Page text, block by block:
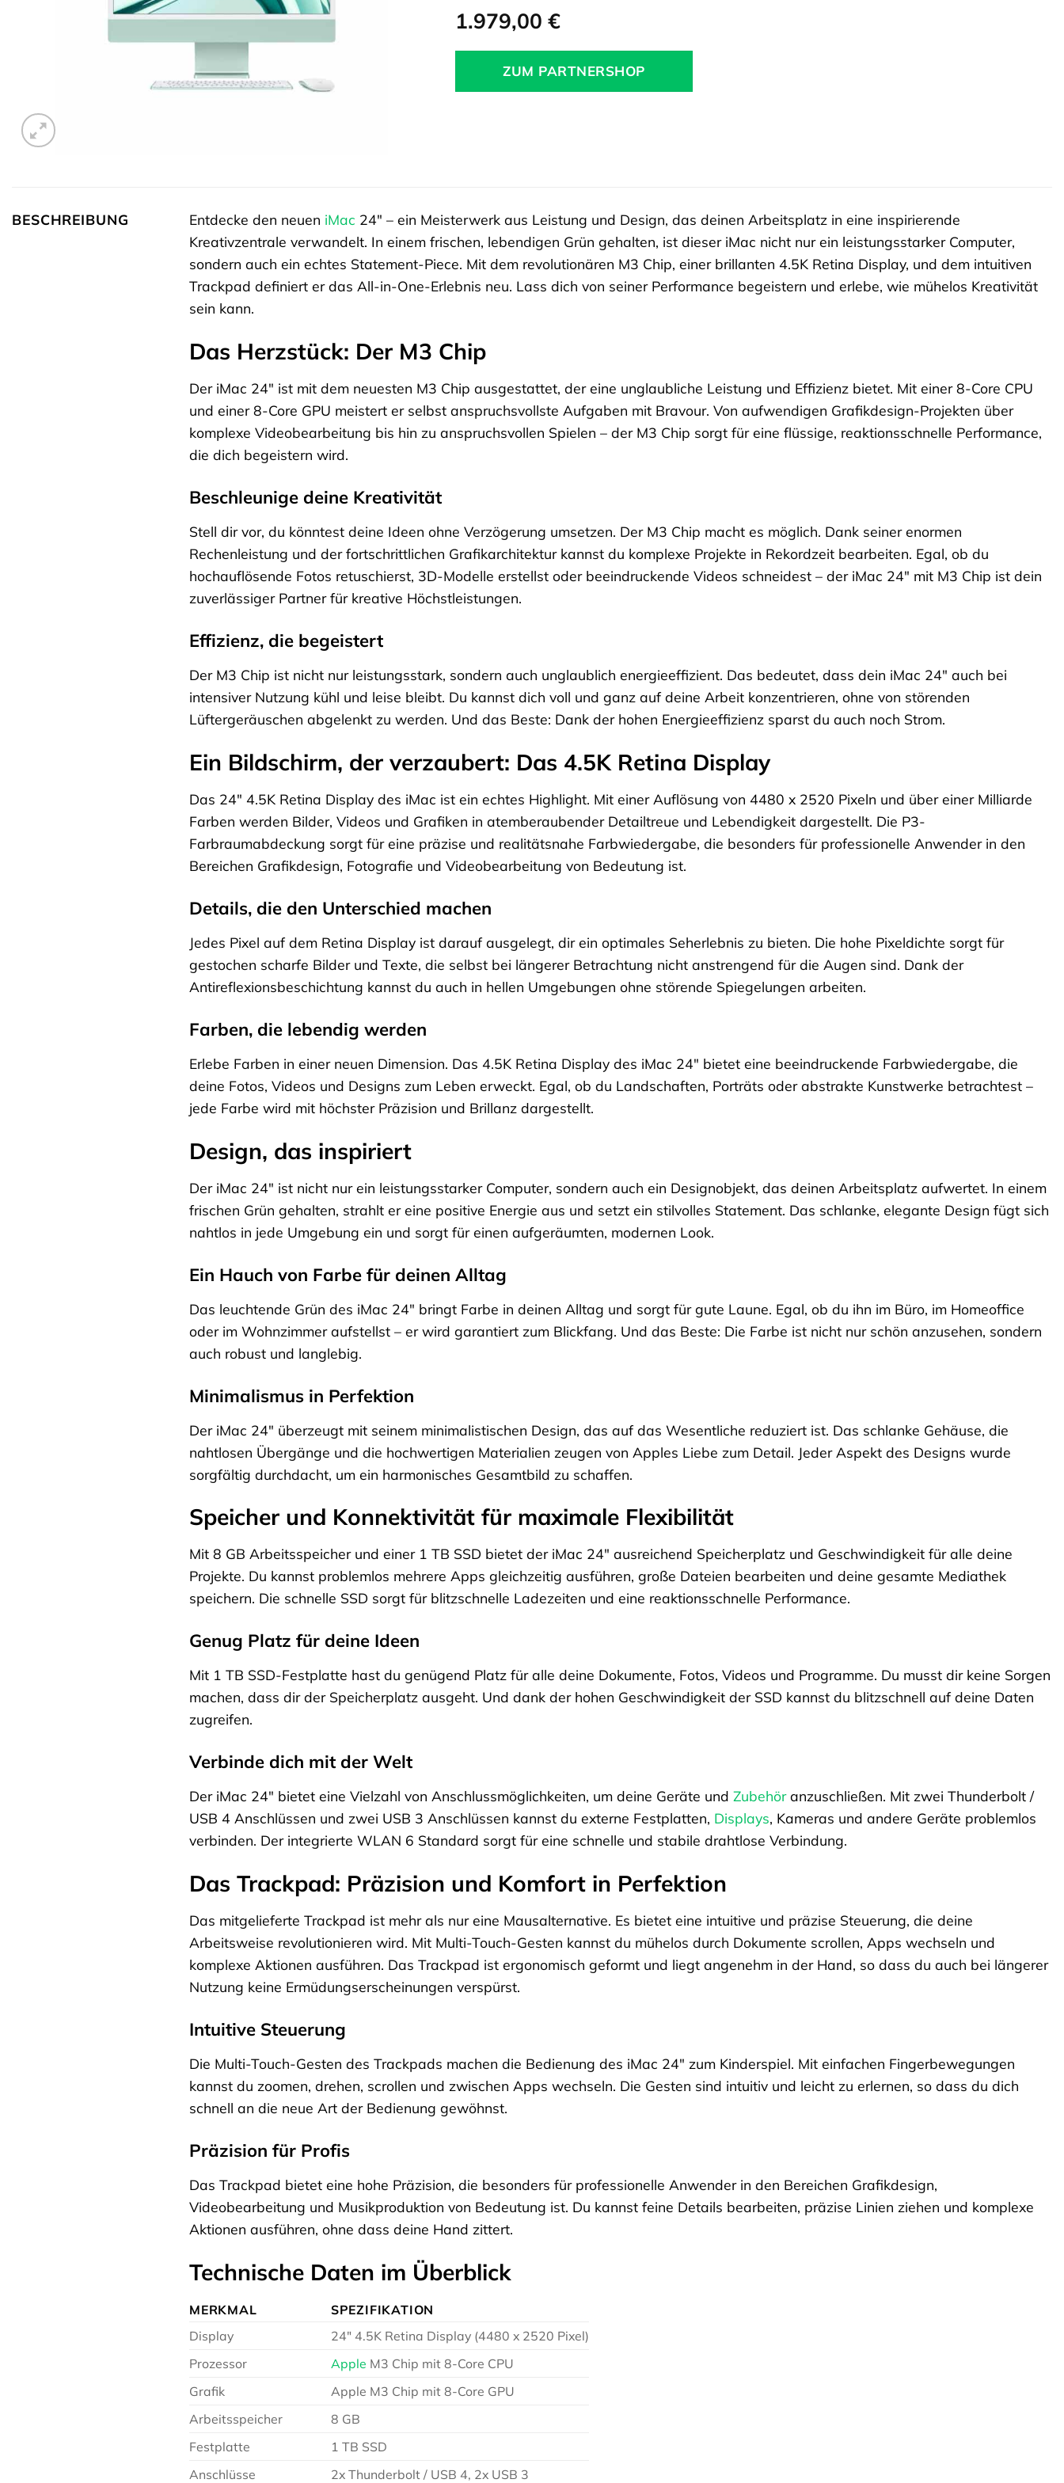
1.979,00 €
ZUM PARTNERSHOP
BESCHREIBUNG Entdecke den neuen iMac 24″ – ein Meisterwerk aus Leistung und Design, das deinen Arbeitsplatz in eine inspirierende
Kreativzentrale verwandelt. In einem frischen, lebendigen Grün gehalten, ist dieser iMac nicht nur ein leistungsstarker Computer,
sondern auch ein echtes Statement-Piece. Mit dem revolutionären M3 Chip, einer brillanten 4.5K Retina Display, und dem intuitiven
Trackpad definiert er das All-in-One-Erlebnis neu. Lass dich von seiner Performance begeistern und erlebe, wie mühelos Kreativität
sein kann.
Das Herzstück: Der M3 Chip
Der iMac 24″ ist mit dem neuesten M3 Chip ausgestattet, der eine unglaubliche Leistung und Effizienz bietet. Mit einer 8-Core CPU
und einer 8-Core GPU meistert er selbst anspruchsvollste Aufgaben mit Bravour. Von aufwendigen Grafikdesign-Projekten über
komplexe Videobearbeitung bis hin zu anspruchsvollen Spielen – der M3 Chip sorgt für eine flüssige, reaktionsschnelle Performance,
die dich begeistern wird.
Beschleunige deine Kreativität
Stell dir vor, du könntest deine Ideen ohne Verzögerung umsetzen. Der M3 Chip macht es möglich. Dank seiner enormen
Rechenleistung und der fortschrittlichen Grafikarchitektur kannst du komplexe Projekte in Rekordzeit bearbeiten. Egal, ob du
hochauflösende Fotos retuschierst, 3D-Modelle erstellst oder beeindruckende Videos schneidest – der iMac 24″ mit M3 Chip ist dein
zuverlässiger Partner für kreative Höchstleistungen.
Effizienz, die begeistert
Der M3 Chip ist nicht nur leistungsstark, sondern auch unglaublich energieeffizient. Das bedeutet, dass dein iMac 24″ auch bei
intensiver Nutzung kühl und leise bleibt. Du kannst dich voll und ganz auf deine Arbeit konzentrieren, ohne von störenden
Lüftergeräuschen abgelenkt zu werden. Und das Beste: Dank der hohen Energieeffizienz sparst du auch noch Strom.
Ein Bildschirm, der verzaubert: Das 4.5K Retina Display
Das 24″ 4.5K Retina Display des iMac ist ein echtes Highlight. Mit einer Auflösung von 4480 x 2520 Pixeln und über einer Milliarde
Farben werden Bilder, Videos und Grafiken in atemberaubender Detailtreue und Lebendigkeit dargestellt. Die P3-
Farbraumabdeckung sorgt für eine präzise und realitätsnahe Farbwiedergabe, die besonders für professionelle Anwender in den
Bereichen Grafikdesign, Fotografie und Videobearbeitung von Bedeutung ist.
Details, die den Unterschied machen
Jedes Pixel auf dem Retina Display ist darauf ausgelegt, dir ein optimales Seherlebnis zu bieten. Die hohe Pixeldichte sorgt für
gestochen scharfe Bilder und Texte, die selbst bei längerer Betrachtung nicht anstrengend für die Augen sind. Dank der
Antireflexionsbeschichtung kannst du auch in hellen Umgebungen ohne störende Spiegelungen arbeiten.
Farben, die lebendig werden
Erlebe Farben in einer neuen Dimension. Das 4.5K Retina Display des iMac 24″ bietet eine beeindruckende Farbwiedergabe, die
deine Fotos, Videos und Designs zum Leben erweckt. Egal, ob du Landschaften, Porträts oder abstrakte Kunstwerke betrachtest –
jede Farbe wird mit höchster Präzision und Brillanz dargestellt.
Design, das inspiriert
Der iMac 24″ ist nicht nur ein leistungsstarker Computer, sondern auch ein Designobjekt, das deinen Arbeitsplatz aufwertet. In einem
frischen Grün gehalten, strahlt er eine positive Energie aus und setzt ein stilvolles Statement. Das schlanke, elegante Design fügt sich
nahtlos in jede Umgebung ein und sorgt für einen aufgeräumten, modernen Look.
Ein Hauch von Farbe für deinen Alltag
Das leuchtende Grün des iMac 24″ bringt Farbe in deinen Alltag und sorgt für gute Laune. Egal, ob du ihn im Büro, im Homeoffice
oder im Wohnzimmer aufstellst – er wird garantiert zum Blickfang. Und das Beste: Die Farbe ist nicht nur schön anzusehen, sondern
auch robust und langlebig.
Minimalismus in Perfektion
Der iMac 24″ überzeugt mit seinem minimalistischen Design, das auf das Wesentliche reduziert ist. Das schlanke Gehäuse, die
nahtlosen Übergänge und die hochwertigen Materialien zeugen von Apples Liebe zum Detail. Jeder Aspekt des Designs wurde
sorgfältig durchdacht, um ein harmonisches Gesamtbild zu schaffen.
Speicher und Konnektivität für maximale Flexibilität
Mit 8 GB Arbeitsspeicher und einer 1 TB SSD bietet der iMac 24″ ausreichend Speicherplatz und Geschwindigkeit für alle deine
Projekte. Du kannst problemlos mehrere Apps gleichzeitig ausführen, große Dateien bearbeiten und deine gesamte Mediathek
speichern. Die schnelle SSD sorgt für blitzschnelle Ladezeiten und eine reaktionsschnelle Performance.
Genug Platz für deine Ideen
Mit 1 TB SSD-Festplatte hast du genügend Platz für alle deine Dokumente, Fotos, Videos und Programme. Du musst dir keine Sorgen
machen, dass dir der Speicherplatz ausgeht. Und dank der hohen Geschwindigkeit der SSD kannst du blitzschnell auf deine Daten
zugreifen.
Verbinde dich mit der Welt
Der iMac 24″ bietet eine Vielzahl von Anschlussmöglichkeiten, um deine Geräte und Zubehöranzuschließen. Mit zwei Thunderbolt /
USB 4 Anschlüssen und zwei USB 3 Anschlüssen kannst du externe Festplatten, Displays, Kameras und andere Geräte problemlos
verbinden. Der integrierte WLAN 6 Standard sorgt für eine schnelle und stabile drahtlose Verbindung.
Das Trackpad: Präzision und Komfort in Perfektion
Das mitgelieferte Trackpad ist mehr als nur eine Mausalternative. Es bietet eine intuitive und präzise Steuerung, die deine
Arbeitsweise revolutionieren wird. Mit Multi-Touch-Gesten kannst du mühelos durch Dokumente scrollen, Apps wechseln und
komplexe Aktionen ausführen. Das Trackpad ist ergonomisch geformt und liegt angenehm in der Hand, so dass du auch bei längerer
Nutzung keine Ermüdungserscheinungen verspürst.
Intuitive Steuerung
Die Multi-Touch-Gesten des Trackpads machen die Bedienung des iMac 24″ zum Kinderspiel. Mit einfachen Fingerbewegungen
kannst du zoomen, drehen, scrollen und zwischen Apps wechseln. Die Gesten sind intuitiv und leicht zu erlernen, so dass du dich
schnell an die neue Art der Bedienung gewöhnst.
Präzision für Profis
Das Trackpad bietet eine hohe Präzision, die besonders für professionelle Anwender in den Bereichen Grafikdesign,
Videobearbeitung und Musikproduktion von Bedeutung ist. Du kannst feine Details bearbeiten, präzise Linien ziehen und komplexe
Aktionen ausführen, ohne dass deine Hand zittert.
Technische Daten im Überblick
MERKMAL
SPEZIFIKATION
Display
24″ 4.5K Retina Display (4480 x 2520 Pixel)
Prozessor
Apple M3 Chip mit 8-Core CPU
Grafik
Apple M3 Chip mit 8-Core GPU
Arbeitsspeicher
8 GB
Festplatte
1 TB SSD
Anschlüsse
2x Thunderbolt / USB 4, 2x USB 3